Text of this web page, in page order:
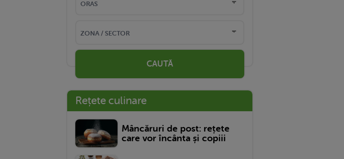
CAUTĂ
Rețete culinare
Mâncăruri de post: rețete
care vor încânta și copiii